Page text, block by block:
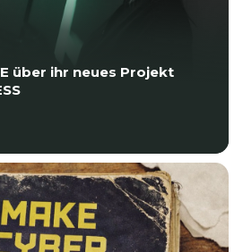
über ihr neues Projekt